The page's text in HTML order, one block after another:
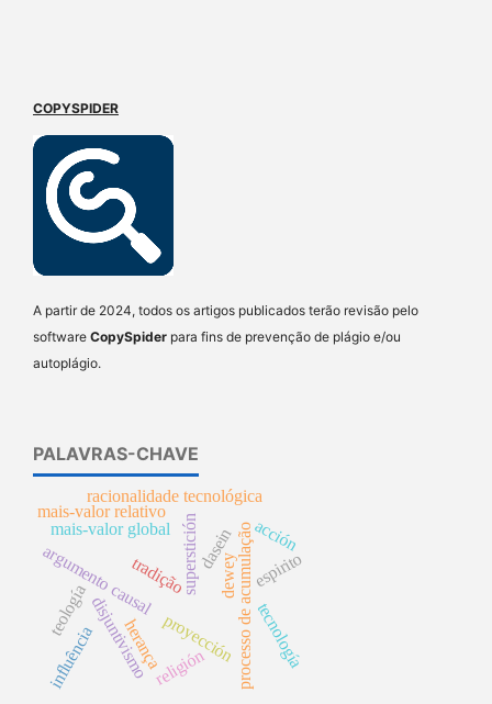
COPYSPIDER
A partir de 2024, todos os artigos publicados terão revisão pelo
software CopySpider para fins de prevenção de plágio e/ou
autoplágio.
PALAVRAS-CHAVE
argumento causal superstición
proyecciónprocesso de acumulação
mais-valor global
mais-valor relativo
disjuntivismoreligión
racionalidade tecnológica
tecnología
dewey
teología
espirito
influência
dasein
herança
tradição
acción